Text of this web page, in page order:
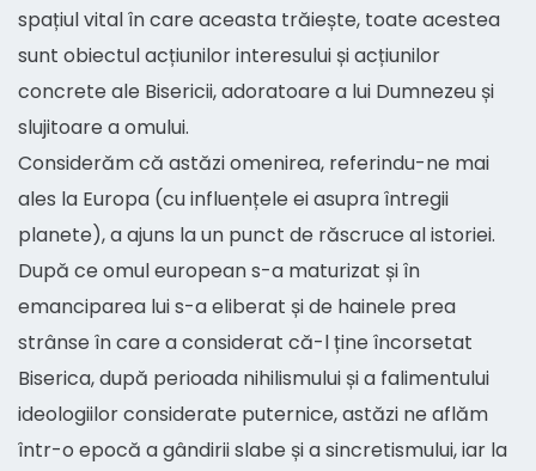
spațiul vital în care aceasta trăiește, toate acestea
sunt obiectul acțiunilor interesului și acțiunilor
concrete ale Bisericii, adoratoare a lui Dumnezeu și
slujitoare a omului.
Considerăm că astăzi omenirea, referindu-ne mai
ales la Europa (cu influențele ei asupra întregii
planete), a ajuns la un punct de răscruce al istoriei.
După ce omul european s-a maturizat și în
emanciparea lui s-a eliberat și de hainele prea
strânse în care a considerat că-l ține încorsetat
Biserica, după perioada nihilismului și a falimentului
ideologiilor considerate puternice, astăzi ne aflăm
într-o epocă a gândirii slabe și a sincretismului, iar la